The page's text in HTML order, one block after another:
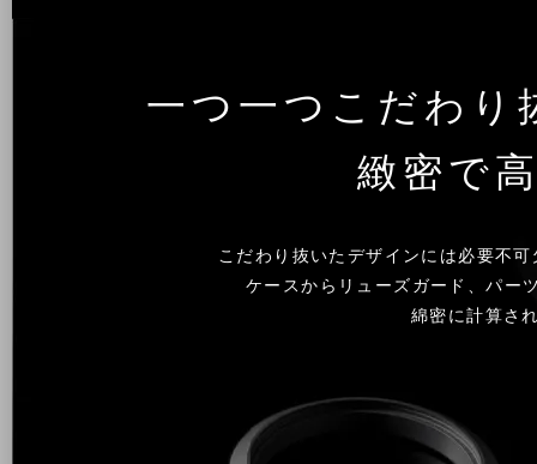
一つ一つこだわり
緻密で
こだわり抜いたデザインには必要不
ケースからリューズガード、パー
綿密に計算さ